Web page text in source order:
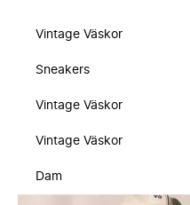
Vintage Väskor
Sneakers
Vintage Väskor
Vintage Väskor
Dam